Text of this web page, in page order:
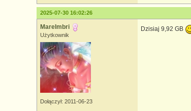
2025-07-30 16:02:26
MareImbri
Użytkownik
Dołączył: 2011-06-23
Dzisiaj 9,92 GB